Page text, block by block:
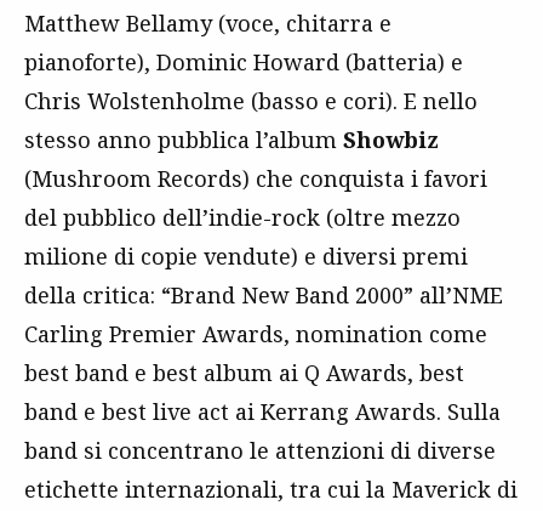
Matthew Bellamy (voce, chitarra e
pianoforte), Dominic Howard (batteria) e
Chris Wolstenholme (basso e cori). E nello
stesso anno pubblica l’album Showbiz
(Mushroom Records) che conquista i favori
del pubblico dell’indie-rock (oltre mezzo
milione di copie vendute) e diversi premi
della critica: “Brand New Band 2000” all’NME
Carling Premier Awards, nomination come
best band e best album ai Q Awards, best
band e best live act ai Kerrang Awards. Sulla
band si concentrano le attenzioni di diverse
etichette internazionali, tra cui la Maverick di